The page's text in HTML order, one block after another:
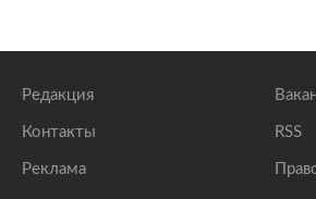
Редакция
Контакты
Реклама
RSS